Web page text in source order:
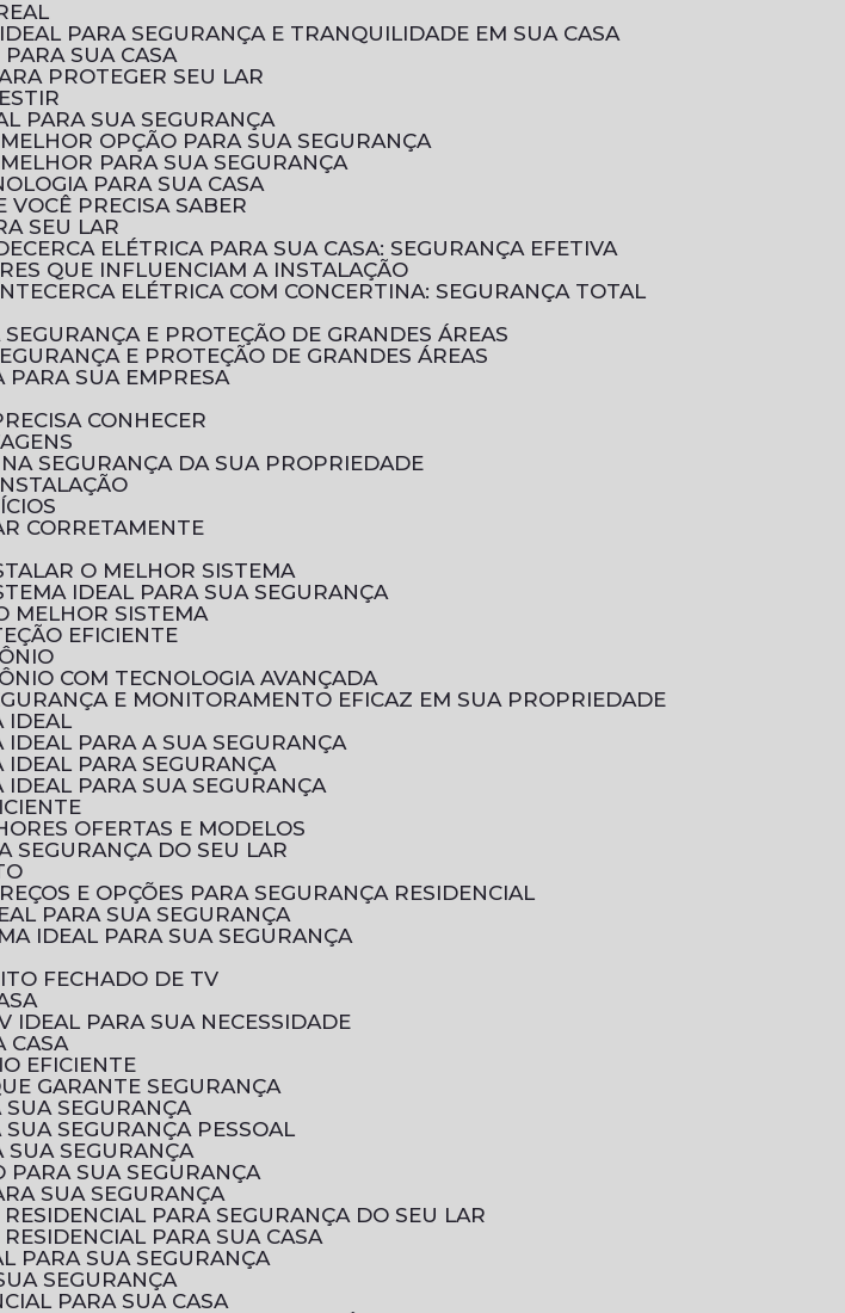
PARA SEGURANÇA E TRANQUILIDADE EM SUA CASA
PARA SUA CASA
PROTEGER SEU LAR
PARA SUA SEGURANÇA
OPÇÃO PARA SUA SEGURANÇA
PARA SUA SEGURANÇA
PARA SUA CASA
VOCÊ PRECISA SABER
SEU LAR
CERCA ELÉTRICA PARA SUA CASA: SEGURANÇA EFETIVA
QUE INFLUENCIAM A INSTALAÇÃO
CERCA ELÉTRICA COM CONCERTINA: SEGURANÇA TOTAL
E PROTEÇÃO DE GRANDES ÁREAS
E PROTEÇÃO DE GRANDES ÁREAS
PARA SUA EMPRESA
CONHECER
SEGURANÇA DA SUA PROPRIEDADE
CORRETAMENTE
O MELHOR SISTEMA
IDEAL PARA SUA SEGURANÇA
MELHOR SISTEMA
EFICIENTE
COM TECNOLOGIA AVANÇADA
E MONITORAMENTO EFICAZ EM SUA PROPRIEDADE
IDEAL
IDEAL PARA A SUA SEGURANÇA
IDEAL PARA SEGURANÇA
IDEAL PARA SUA SEGURANÇA
OFERTAS E MODELOS
SEGURANÇA DO SEU LAR
E OPÇÕES PARA SEGURANÇA RESIDENCIAL
PARA SUA SEGURANÇA
IDEAL PARA SUA SEGURANÇA
FECHADO DE TV
IDEAL PARA SUA NECESSIDADE
CASA
EFICIENTE
GARANTE SEGURANÇA
SUA SEGURANÇA
SEGURANÇA PESSOAL
SUA SEGURANÇA
PARA SUA SEGURANÇA
SUA SEGURANÇA
PARA SEGURANÇA DO SEU LAR
PARA SUA CASA
PARA SUA SEGURANÇA
SEGURANÇA
PARA SUA CASA